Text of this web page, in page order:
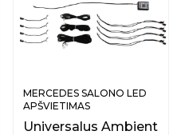
MERCEDES SALONO LED
APŠVIETIMAS
Universalus Ambient